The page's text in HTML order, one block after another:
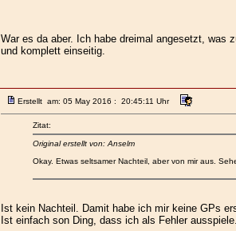
War es da aber. Ich habe dreimal angesetzt, was
und komplett einseitig.
Erstellt am: 05 May 2016 : 20:45:11 Uhr
Zitat:
Original erstellt von: Anselm
Okay. Etwas seltsamer Nachteil, aber von mir aus.
Ist kein Nachteil. Damit habe ich mir keine GPs
Ist einfach son Ding, dass ich als Fehler